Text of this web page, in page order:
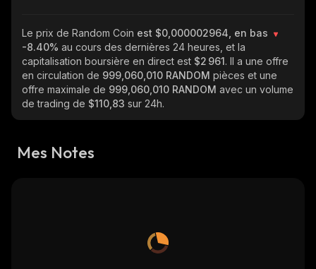
Le prix de Random Coin est $0,000002964, en bas
-8.40% au cours des dernières 24 heures, et la
capitalisation boursière en direct est $2 961. Il a une offre
en circulation de 999,060,010 RANDOM pièces et une
offre maximale de 999,060,010 RANDOM avec un volume
de trading de $110,83 sur 24h.
Mes Notes